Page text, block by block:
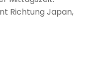
Richtung Japan,